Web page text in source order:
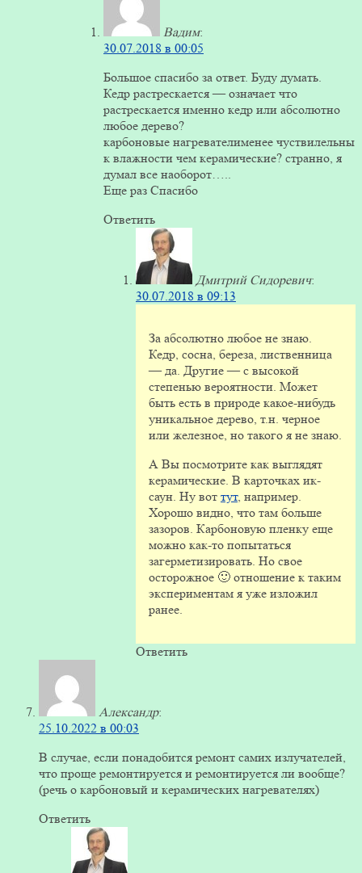
Вадим:
30.07.2018 в 00:05
Большое спасибо за ответ. Буду думать.
Кедр растрескается — означает что
растрескается именно кедр или абсолютно
любое дерево?
карбоновые нагревателименее чуствилельны
к влажности чем керамические? странно, я
думал все наоборот…..
Еще раз Спасибо
Ответить
Дмитрий Сидоревич:
30.07.2018 в 09:13
За абсолютно любое не знаю.
Кедр, сосна, береза, лиственница
— да. Другие — с высокой
степенью вероятности. Может
быть есть в природе какое-нибудь
уникальное дерево, т.н. черное
или железное, но такого я не знаю.
А Вы посмотрите как выглядят
керамические. В карточках ик-
саун. Ну вот тут, например.
Хорошо видно, что там больше
зазоров. Карбоновую пленку еще
можно как-то попытаться
загерметизировать. Но свое
осторожное 🙂 отношение к таким
экспериментам я уже изложил
ранее.
Ответить
Александр:
25.10.2022 в 00:03
В случае, если понадобится ремонт самих излучателей,
что проще ремонтируется и ремонтируется ли вообще?
(речь о карбоновый и керамических нагревателях)
Ответить